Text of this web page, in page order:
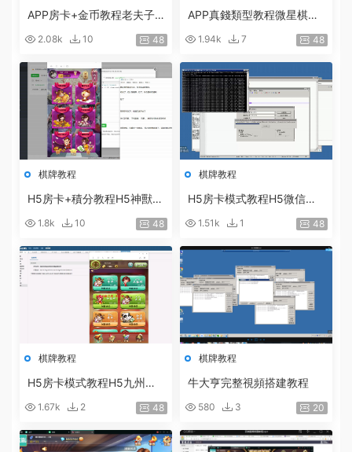
APP房卡+金币教程老夫子
和金币遊戲搭建教程
2.08k 10 48
APP真錢類型教程微星棋牌
架設視頻
1.94k 7 48
棋牌教程
H5房卡+積分教程H5神獸含
架設視頻
1.8k 10 48
棋牌教程
H5房卡模式教程H5微信葫
1.51k 1 48
棋牌教程
H5房卡模式教程H5九州互
台搭建教程
1.67k 2 48
棋牌教程
牛大亨完整視頻搭建教程
580 3 20